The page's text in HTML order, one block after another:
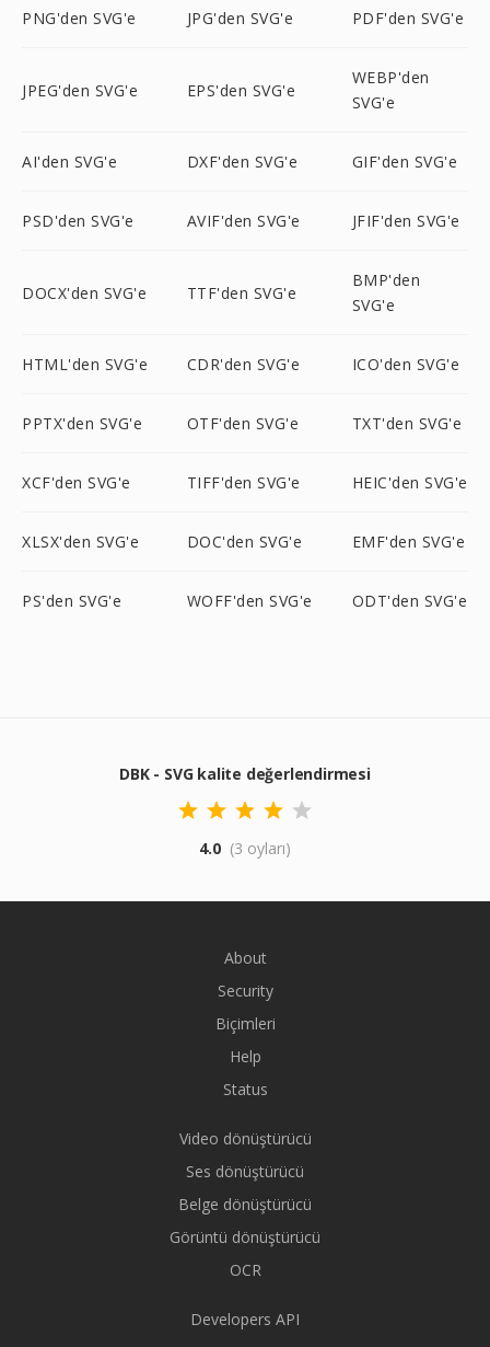
PNG'den SVG'e JPG'den SVG'e PDF'den SVG'e
JPEG'den SVG'e EPS'den SVG'e
WEBP'den
SVG'e
AI'den SVG'e DXF'den SVG'e GIF'den SVG'e
PSD'den SVG'e AVIF'den SVG'e JFIF'den SVG'e
DOCX'den SVG'e TTF'den SVG'e
BMP'den
SVG'e
HTML'den SVG'e CDR'den SVG'e ICO'den SVG'e
PPTX'den SVG'e OTF'den SVG'e TXT'den SVG'e
XCF'den SVG'e TIFF'den SVG'e HEIC'den SVG'e
XLSX'den SVG'e DOC'den SVG'e EMF'den SVG'e
PS'den SVG'e WOFF'den SVG'e ODT'den SVG'e
DBK - SVG kalite değerlendirmesi
4.0 (3 oyları)
About
Security
Biçimleri
Help
Status
Video dönüştürücü
Ses dönüştürücü
Belge dönüştürücü
Görüntü dönüştürücü
OCR
Developers API